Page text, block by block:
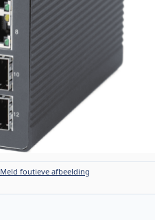
Meld foutieve afbeelding